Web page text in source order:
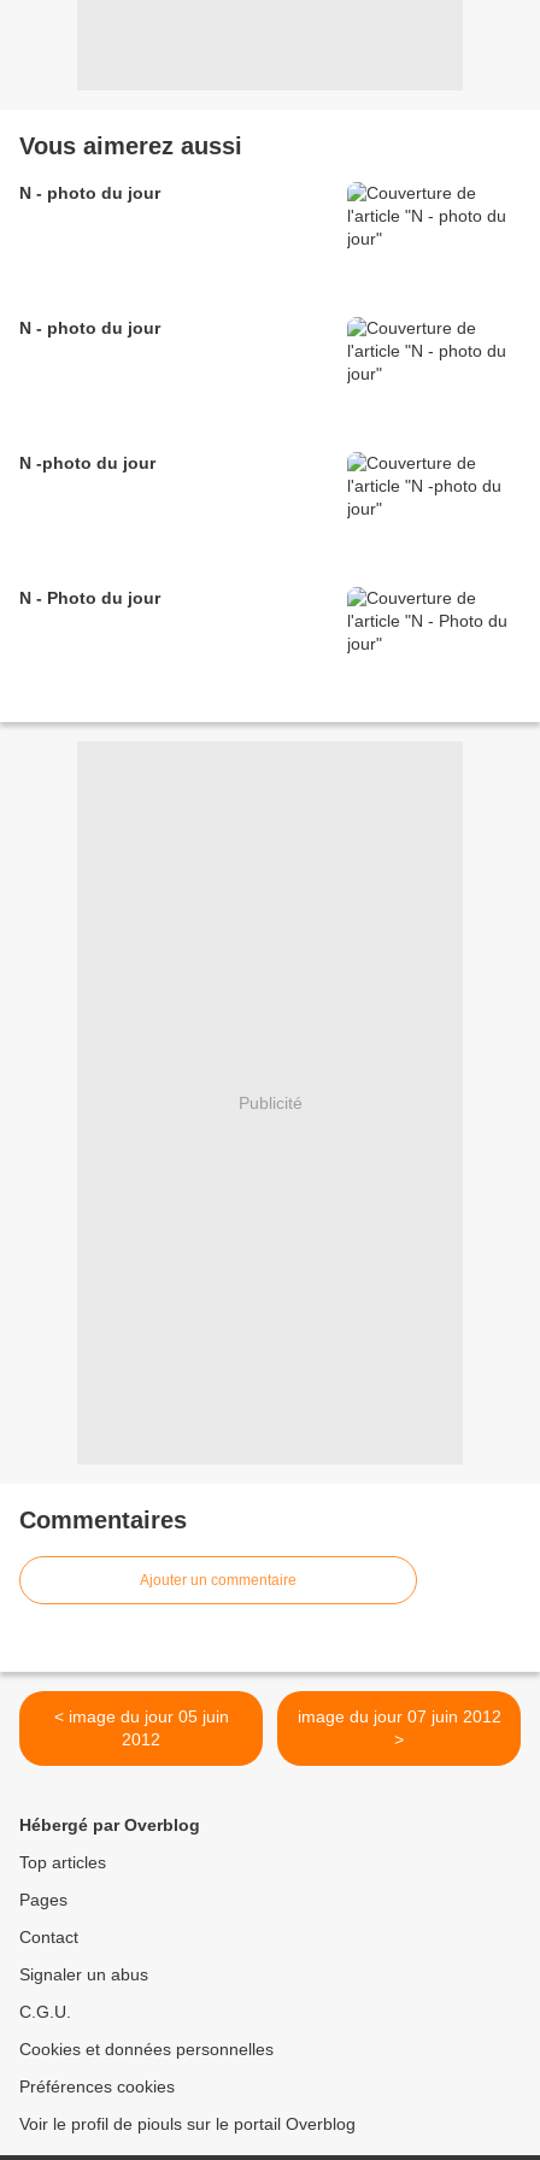
Vous aimerez aussi
N - photo du jour
N - photo du jour
N -photo du jour
N - Photo du jour
Publicité
Commentaires
Ajouter un commentaire
< image du jour 05 juin
2012
image du jour 07 juin 2012
>
Hébergé par Overblog
Top articles
Pages
Contact
Signaler un abus
C.G.U.
Cookies et données personnelles
Préférences cookies
Voir le profil de piouls sur le portail Overblog